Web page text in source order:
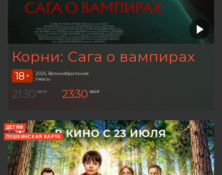
Корни: Сага о вампирах
18 +
2026, Великобритания
Ужасы
21:30 660 ₽ 23:30 590 ₽
ДЕТЯМ
ПУШКИНСКАЯ КАРТА